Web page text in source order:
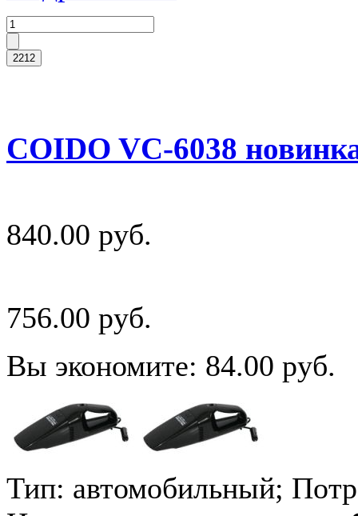
COIDO VC-6038
840.00 руб.
756.00 руб.
Вы экономите: 84.00 руб.
Тип: автомобильный;